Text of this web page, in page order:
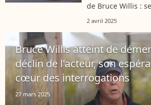
de Bruce Willis :
annonçaient que
contraint de
2 avril 2025
Bruce Willis atteint de
déclin de l'acteur, son
cœur des interrogations
27 mars 2025